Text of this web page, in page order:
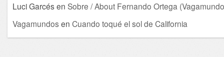
Luci Garcés en Sobre / About Fernando Ortega
Vagamundos en Cuando toqué el sol de California